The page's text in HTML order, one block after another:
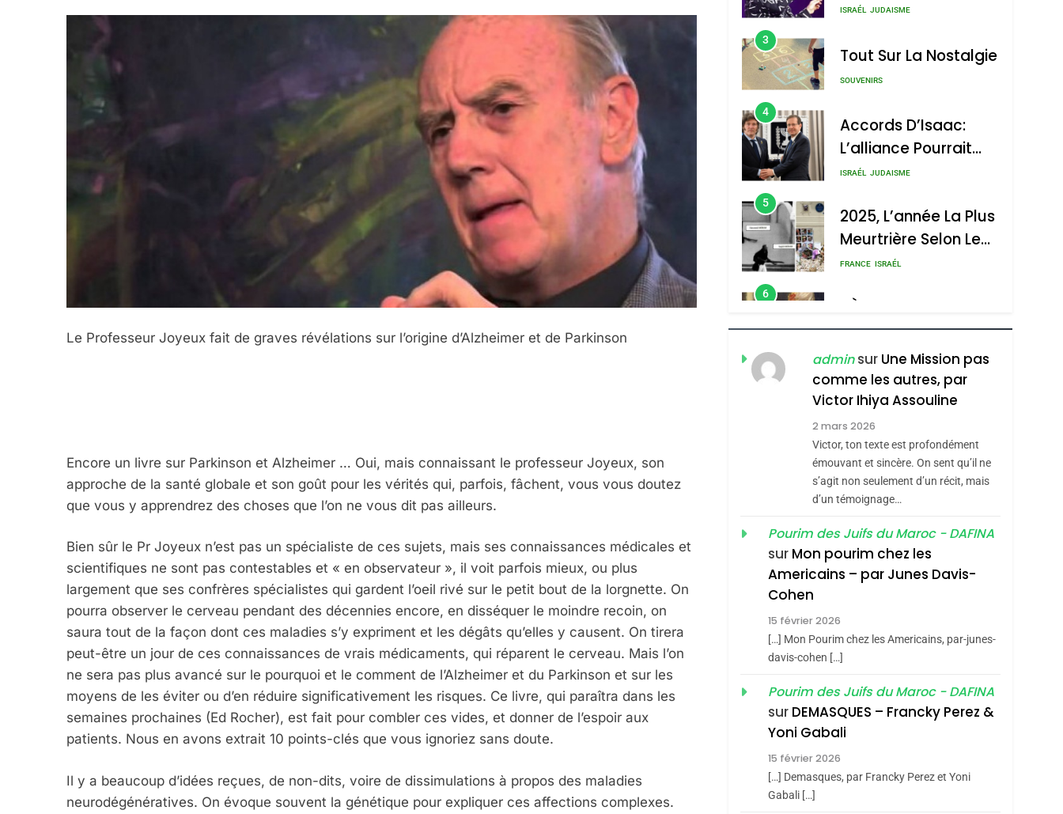
Le Professeur Joyeux fait de graves révélations sur l’origine d’Alzheimer et de Parkinson
Encore un livre sur Parkinson et Alzheimer … Oui, mais connaissant le professeur Joyeux, son
approche de la santé globale et son goût pour les vérités qui, parfois, fâchent, vous vous doutez
que vous y apprendrez des choses que l’on ne vous dit pas ailleurs.
Bien sûr le Pr Joyeux n’est pas un spécialiste de ces sujets, mais ses connaissances médicales et
scientifiques ne sont pas contestables et « en observateur », il voit parfois mieux, ou plus
largement que ses confrères spécialistes qui gardent l’oeil rivé sur le petit bout de la lorgnette. On
pourra observer le cerveau pendant des décennies encore, en disséquer le moindre recoin, on
saura tout de la façon dont ces maladies s’y expriment et les dégâts qu’elles y causent. On tirera
peut-être un jour de ces connaissances de vrais médicaments, qui réparent le cerveau. Mais l’on
ne sera pas plus avancé sur le pourquoi et le comment de l’Alzheimer et du Parkinson et sur les
moyens de les éviter ou d’en réduire significativement les risques. Ce livre, qui paraîtra dans les
semaines prochaines (Ed Rocher), est fait pour combler ces vides, et donner de l’espoir aux
patients. Nous en avons extrait 10 points-clés que vous ignoriez sans doute.
Il y a beaucoup d’idées reçues, de non-dits, voire de dissimulations à propos des maladies
neurodégénératives. On évoque souvent la génétique pour expliquer ces affections complexes.
Nouvelle Chanson De
ISRAÉL JUDAISME
3
Tout Sur La Nostalgie
SOUVENIRS
4
Accords D’Isaac:
L’alliance Pourrait
S’étendre À 13 Pays
ISRAÉL JUDAISME
5
2025, L’année La Plus
Meurtrière Selon Le
Rapport D’ADL
FRANCE ISRAÉL
6
FIÈRE, DIGNE ET
RÉSILIENTE :
POURQUOI JE
REVENDIQUE MA
JUDAÏTE Par Thérèse
Zrihen-Dvir
ISRAÉL JUDAISME
CE QUI NOUS
MANQUE – Jacques
Hadida
JUDAISME
Maroc : Les Amandes
De Tafraout, Le Miel
De Tadla Azilal
Consacrés Produits
Du Terroir
DAFINA MAROC
Oeil Ravageur –
2
Dis Guerre»: La
Nouvelle Chanson De
Boy George
ISRAÉL JUDAISME
adminsur Une Mission pas
comme les autres, par
Victor Ihiya Assouline
2 mars 2026
Victor, ton texte est profondément
émouvant et sincère. On sent qu’il ne
s’agit non seulement d’un récit, mais
d’un témoignage…
Pourim des Juifs du Maroc - DAFINA
sur Mon pourim chez les
Americains – par Junes Davis-
Cohen
15 février 2026
[…] Mon Pourim chez les Americains, par-junes-
davis-cohen […]
Pourim des Juifs du Maroc - DAFINA
sur DEMASQUES – Francky Perez &
Yoni Gabali
15 février 2026
[…] Demasques, par Francky Perez et Yoni
Gabali […]